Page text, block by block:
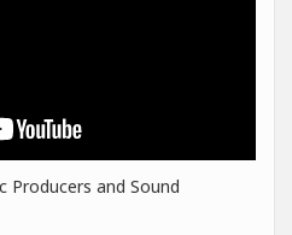
Producers and Sound